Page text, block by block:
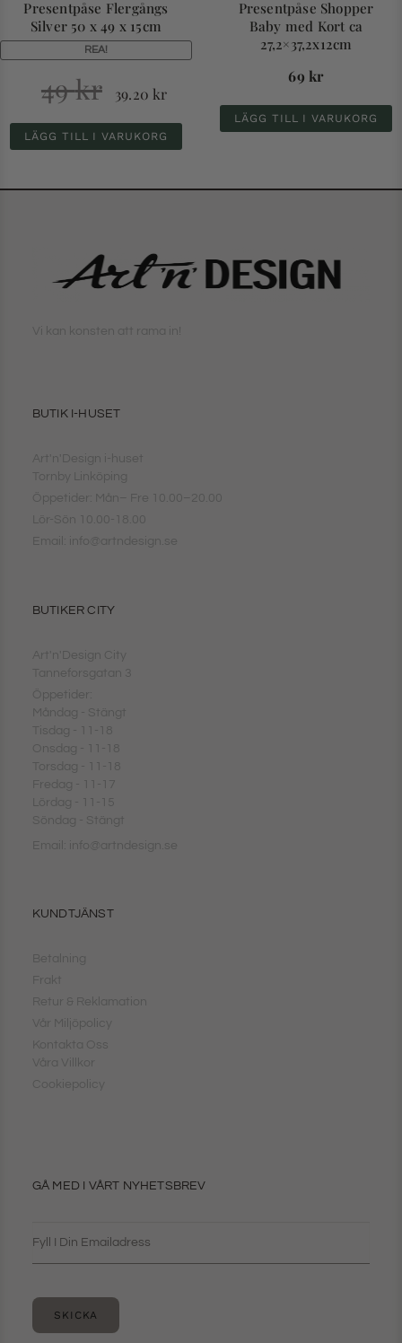
Presentpåse Flergångs
Silver 50 x 49 x 15cm
REA!
49kr 39.20 kr
LÄGG TILL I VARUKORG
Presentpåse Shopper
Baby med Kort ca
27,2×37,2x12cm
69 kr
LÄGG TILL I VARUKORG
Vi kan konsten att rama in!
BUTIK I-HUSET
Art'n'Design i-huset
Tornby Linköping
Öppetider: Mån– Fre 10.00–20.00
Lör-Sön 10.00-18.00
Email: info@artndesign.se
BUTIKER CITY
Art'n'Design City
Tanneforsgatan 3
Öppetider:
Måndag - Stängt
Tisdag - 11-18
Onsdag - 11-18
Torsdag - 11-18
Fredag - 11-17
Lördag - 11-15
Söndag - Stängt
Email: info@artndesign.se
KUNDTJÄNST
Betalning
Frakt
Retur & Reklamation
Vår Miljöpolicy
Kontakta Oss
Våra Villkor
Cookiepolicy
GÅ MED I VÅRT NYHETSBREV
SKICKA